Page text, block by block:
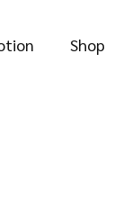
Shop